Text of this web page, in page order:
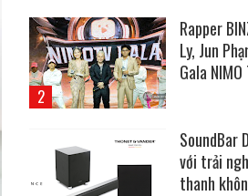
Rapper
Ly, Jun
Gala NIMO
SoundBar
với trải
thanh